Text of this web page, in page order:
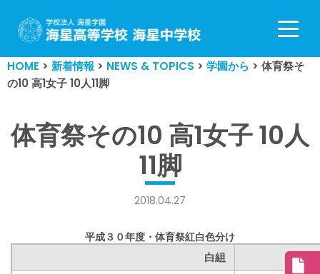
コ
ン
テ
ン
へ
ス
HOME > 新着情報 > NEWS & TOPICS > 学園から > 体育祭そ
の10 高1女子 10人11脚
体育祭その10 高1女子 10人
11脚
2018.04.27
平成３０年度・体育祭紅白色分け
白組 紅